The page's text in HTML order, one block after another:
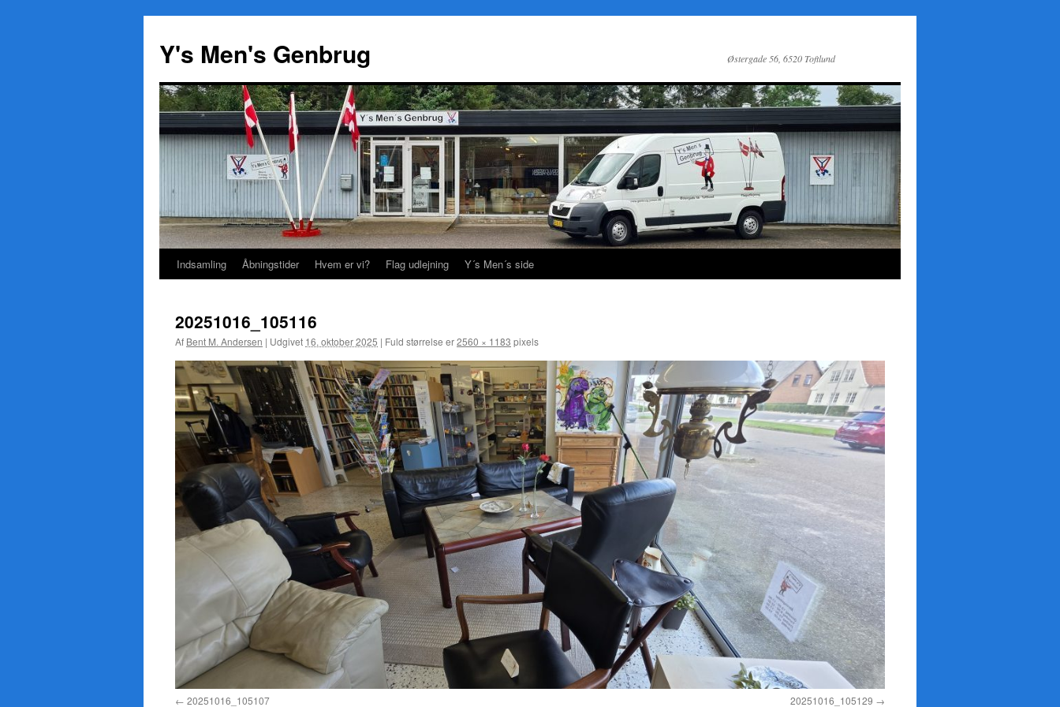
Y's Men's Genbrug Østergade 56, 6520 Toftlund
Hop
indhold
Indsamling Åbningstider Hvem er vi? Flag udlejning Y´s Men´s side
20251016_105116
Af Bent M. Andersen | Udgivet 16. oktober 2025 | Fuld størrelse er2560 × 1183 pixels
20251016_105107 20251016_105129